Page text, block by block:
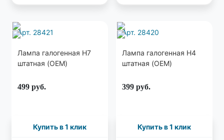
Арт. 28421
Лампа галогенная H7
штатная (OEM)
499 руб.
Купить в 1 клик
Арт. 28420
Лампа галогенная H4
штатная (OEM)
399 руб.
Купить в 1 клик